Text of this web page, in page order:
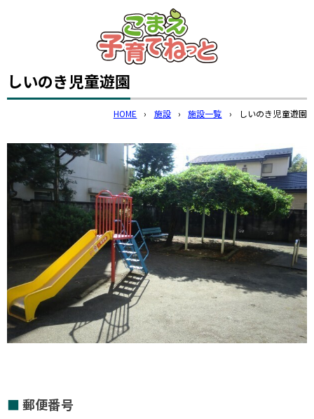
このページの本文へ
しいのき児童遊園
HOME › 施設 › 施設一覧 › しいのき児童遊園
郵便番号